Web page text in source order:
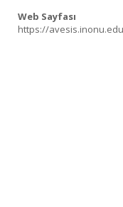
Web Sayfası
https://